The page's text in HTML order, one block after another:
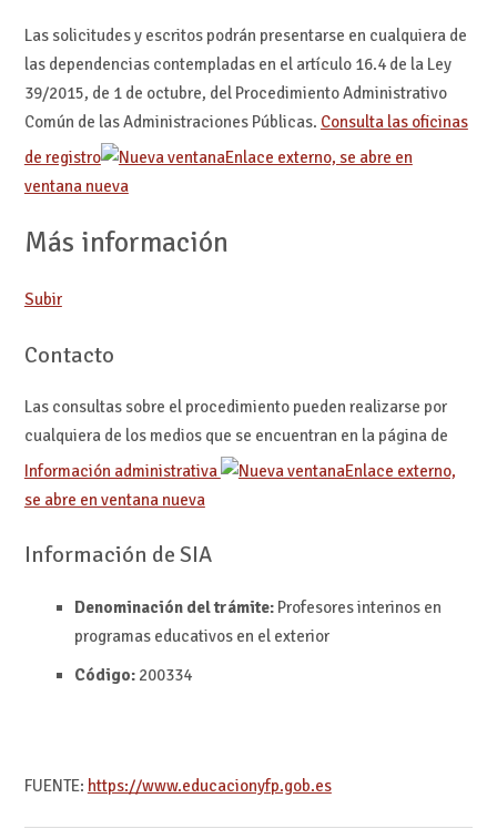
Las solicitudes y escritos podrán presentarse en cualquiera de
las dependencias contempladas en el artículo 16.4 de la Ley
39/2015, de 1 de octubre, del Procedimiento Administrativo
Común de las Administraciones Públicas. Consulta las oficinas
de registro
Enlace externo, se abre en
ventana nueva
Más información
Subir
Contacto
Las consultas sobre el procedimiento pueden realizarse por
cualquiera de los medios que se encuentran en la página de
Información administrativa
Enlace externo,
se abre en ventana nueva
Información de SIA
Denominación del trámite: Profesores interinos en
programas educativos en el exterior
Código: 200334
FUENTE: https://www.educacionyfp.gob.es